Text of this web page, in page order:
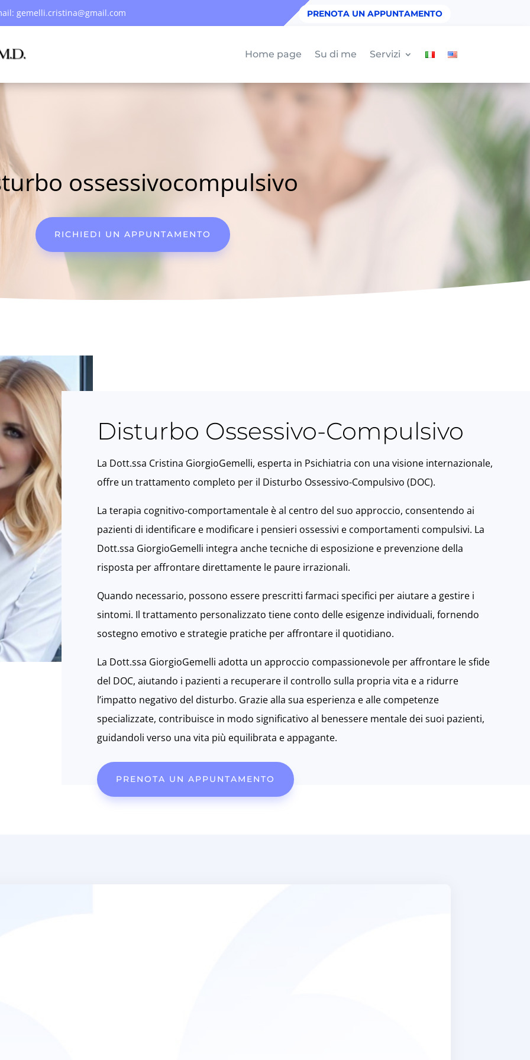
gemelli.cristina@gmail.com PRENOTA UN APPUNTAMENTO
Home page Su di me Servizi
ossessivocompulsivo
RICHIEDI UN APPUNTAMENTO
Disturbo Ossessivo-Compulsivo
La Dott.ssa Cristina GiorgioGemelli, esperta in Psichiatria con una visione internazionale,
offre un trattamento completo per il Disturbo Ossessivo-Compulsivo (DOC).
La terapia cognitivo-comportamentale è al centro del suo approccio, consentendo ai
pazienti di identificare e modificare i pensieri ossessivi e comportamenti compulsivi. La
Dott.ssa GiorgioGemelli integra anche tecniche di esposizione e prevenzione della
risposta per affrontare direttamente le paure irrazionali.
Quando necessario, possono essere prescritti farmaci specifici per aiutare a gestire i
sintomi. Il trattamento personalizzato tiene conto delle esigenze individuali, fornendo
sostegno emotivo e strategie pratiche per affrontare il quotidiano.
La Dott.ssa GiorgioGemelli adotta un approccio compassionevole per affrontare le sfide
del DOC, aiutando i pazienti a recuperare il controllo sulla propria vita e a ridurre
l’impatto negativo del disturbo. Grazie alla sua esperienza e alle competenze
specializzate, contribuisce in modo significativo al benessere mentale dei suoi pazienti,
guidandoli verso una vita più equilibrata e appagante.
PRENOTA UN APPUNTAMENTO